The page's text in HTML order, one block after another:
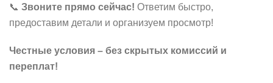
📞 Звоните прямо сейчас! Ответим быстро,
предоставим детали и организуем просмотр!
Честные условия – без скрытых комиссий и
переплат!